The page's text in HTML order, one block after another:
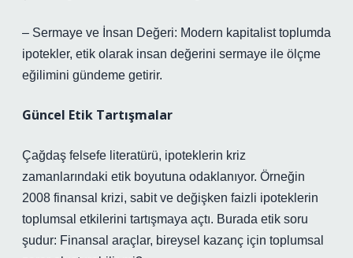
– Sermaye ve İnsan Değeri: Modern kapitalist toplumda
ipotekler, etik olarak insan değerini sermaye ile ölçme
eğilimini gündeme getirir.
Güncel Etik Tartışmalar
Çağdaş felsefe literatürü, ipoteklerin kriz
zamanlarındaki etik boyutuna odaklanıyor. Örneğin
2008 finansal krizi, sabit ve değişken faizli ipoteklerin
toplumsal etkilerini tartışmaya açtı. Burada etik soru
şudur: Finansal araçlar, bireysel kazanç için toplumsal